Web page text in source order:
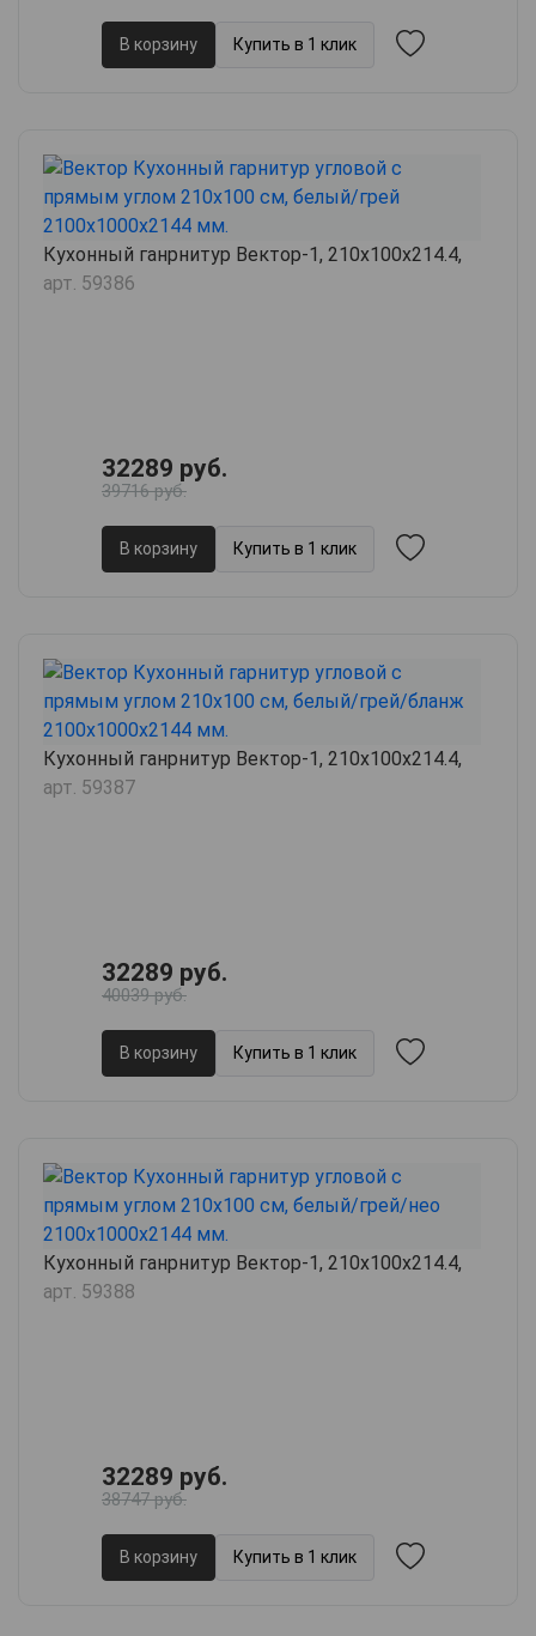
В корзину Купить в 1 клик
Кухонный ганрнитур Вектор-1, 210х100х214.4,
арт. 59386
32289 руб.
39716 руб.
В корзину Купить в 1 клик
Кухонный ганрнитур Вектор-1, 210х100х214.4,
арт. 59387
32289 руб.
40039 руб.
В корзину Купить в 1 клик
Кухонный ганрнитур Вектор-1, 210х100х214.4,
арт. 59388
32289 руб.
38747 руб.
В корзину Купить в 1 клик